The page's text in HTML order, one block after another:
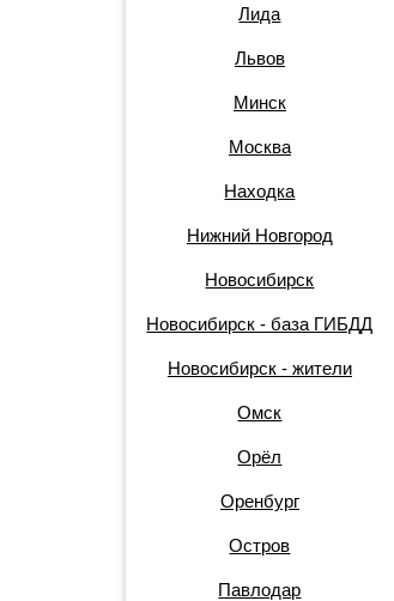
Лида
Львов
Минск
Москва
Находка
Нижний Новгород
Новосибирск
Новосибирск - база ГИБДД
Новосибирск - жители
Омск
Орёл
Оренбург
Остров
Павлодар